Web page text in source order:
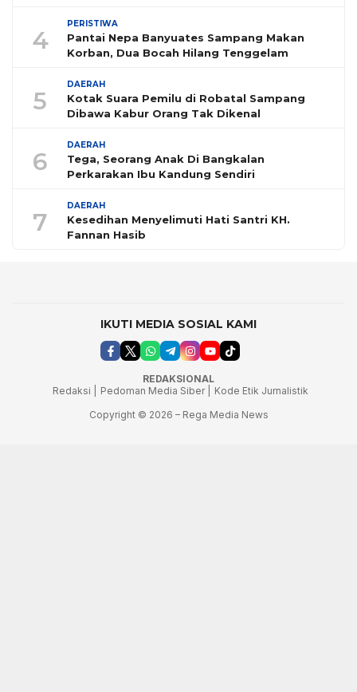
4
PERISTIWA
Pantai Nepa Banyuates Sampang Makan
Korban, Dua Bocah Hilang Tenggelam
5
DAERAH
Kotak Suara Pemilu di Robatal Sampang
Dibawa Kabur Orang Tak Dikenal
6
DAERAH
Tega, Seorang Anak Di Bangkalan
Perkarakan Ibu Kandung Sendiri
7
DAERAH
Kesedihan Menyelimuti Hati Santri KH.
Fannan Hasib
IKUTI MEDIA SOSIAL KAMI
REDAKSIONAL
Redaksi |
Pedoman Media Siber |
Kode Etik Jurnalistik
Copyright © 2026 – Rega Media News